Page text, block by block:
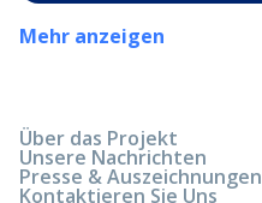
Mehr anzeigen
Über das Projekt
Unsere Nachrichten
Presse & Auszeichnungen
Kontaktieren Sie Uns